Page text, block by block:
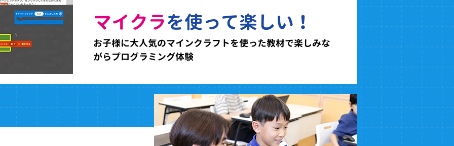
マイクラを使って楽しい！
お子様に大人気のマインクラフトを使った教材で楽しみな
がらプログラミング体験